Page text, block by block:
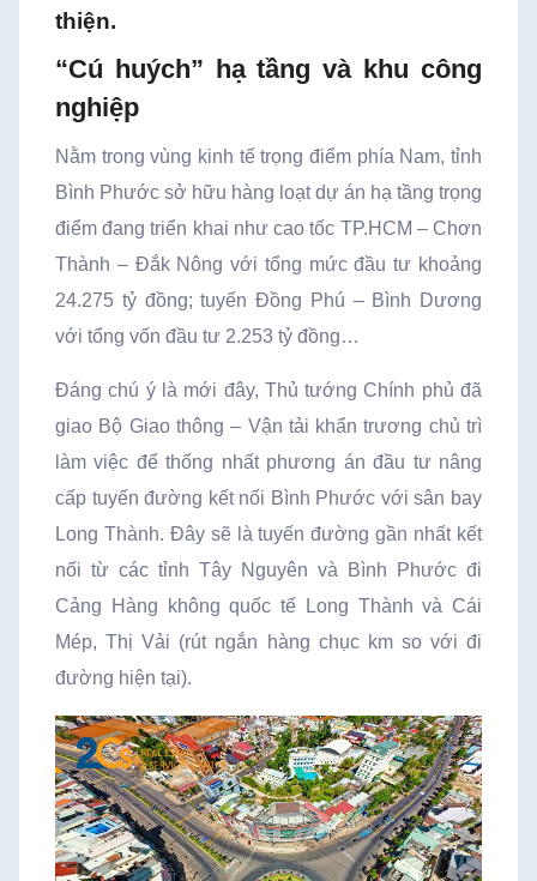
thiện.
“Cú huých” hạ tầng và khu công
nghiệp
Nằm trong vùng kinh tế trọng điểm phía Nam, tỉnh
Bình Phước sở hữu hàng loạt dự án hạ tầng trọng
điểm đang triển khai như cao tốc TP.HCM – Chơn
Thành – Ðắk Nông với tổng mức đầu tư khoảng
24.275 tỷ đồng; tuyến Ðồng Phú – Bình Dương
với tổng vốn đầu tư 2.253 tỷ đồng…
Đáng chú ý là mới đây, Thủ tướng Chính phủ đã
giao Bộ Giao thông – Vận tải khẩn trương chủ trì
làm việc để thống nhất phương án đầu tư nâng
cấp tuyến đường kết nối Bình Phước với sân bay
Long Thành. Đây sẽ là tuyến đường gần nhất kết
nối từ các tỉnh Tây Nguyên và Bình Phước đi
Cảng Hàng không quốc tế Long Thành và Cái
Mép, Thị Vải (rút ngắn hàng chục km so với đi
đường hiện tại).